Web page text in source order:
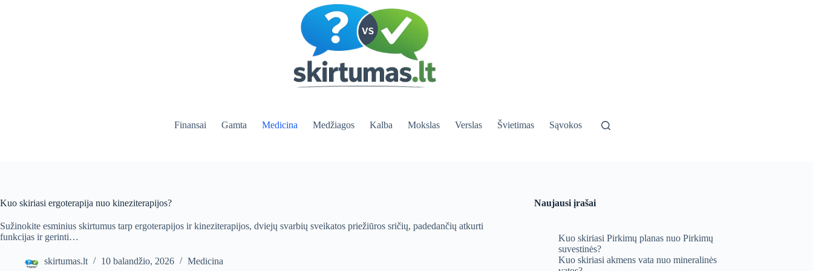
Finansai Gamta Medicina Medžiagos Kalba Mokslas Verslas Švietimas Sąvokos
Kuo skiriasi ergoterapija nuo kineziterapijos?
Sužinokite esminius skirtumus tarp ergoterapijos ir kineziterapijos, dviejų svarbių sveikatos priežiūros sričių, padedančių atkurti
funkcijas ir gerinti…
skirtumas.lt 10 balandžio, 2026 Medicina
Naujausi įrašai
Kuo skiriasi Pirkimų planas nuo Pirkimų
suvestinės?
Kuo skiriasi akmens vata nuo mineralinės